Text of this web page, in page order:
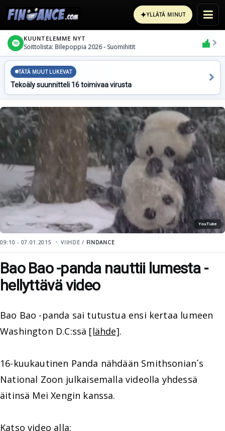
✦YLLÄTÄ MINUT
KUUNTELEMME NYT
Soittolista: Bilepoppia 2026 - Suomihitit
TÄTÄ MUUT LUKEVAT
Tekoäly suunnitteli 16 toimivaa virusta
YouTube
09:10 - 07.01.2015 VIIHDE / FINDANCE
Bao Bao -panda nauttii lumesta -
hellyttävä video
Bao Bao -panda sai tutustua ensi kertaa lumeen
Washington D.C:ssä [lähde].
16-kuukautinen Panda nähdään Smithsonian´s
National Zoon julkaisemalla videolla yhdessä
äitinsä Mei Xengin kanssa.
Katso video alla: